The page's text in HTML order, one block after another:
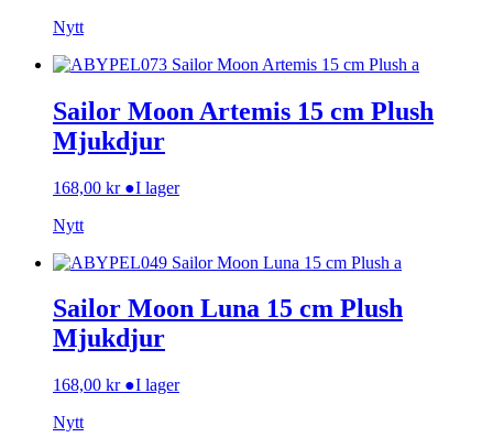
Nytt
Sailor Moon Artemis 15 cm Plush
Mjukdjur
168,00 kr ●I lager
Nytt
Sailor Moon Luna 15 cm Plush
Mjukdjur
168,00 kr ●I lager
Nytt